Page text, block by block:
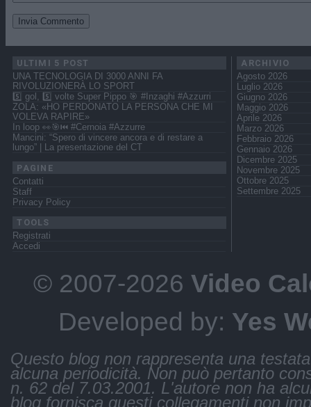
ULTIMI 5 POST
UNA TECNOLOGIA DI 3000 ANNI FA
RIVOLUZIONERÀ LO SPORT
5️⃣ gol, 5️⃣ volte Super Pippo 🎯 #Inzaghi #Azzurri
ZOLA: «HO PERDONATO LA PERSONA CHE MI
VOLEVA RAPIRE»
In loop 👀🎯⏮️ #Cernoia #Azzurre
Mancini: “Spero di vincere ancora e di restare a
lungo” | La presentazione del CT
PAGINE
Contatti
Staff
Privacy Policy
TOOLS
Registrati
Accedi
ARCHIVIO
Agosto 2026
Luglio 2026
Giugno 2026
Maggio 2026
Aprile 2026
Marzo 2026
Febbraio 2026
Gennaio 2026
Dicembre 2025
Novembre 2025
Ottobre 2025
Settembre 2025
© 2007-2026 Video
Developed by: Yes
Questo blog non rappresenta una
alcuna periodicità. Non può pertanto
n. 62 del 7.03.2001. L'autore non ha
blog fornisca questi collegamenti non